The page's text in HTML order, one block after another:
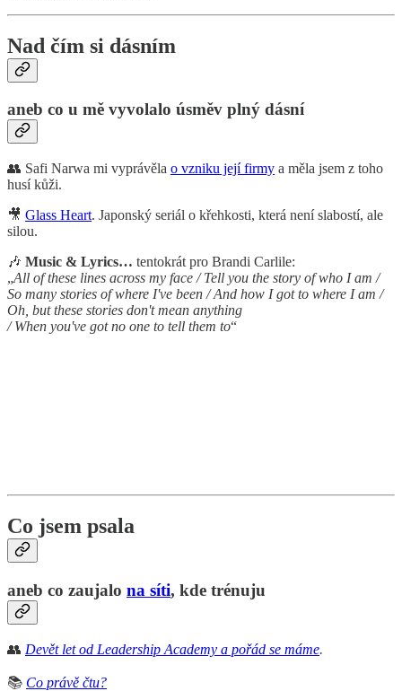
Nad čím si dásním
aneb co u mě vyvolalo úsměv plný dásní
👥 Safi Narwa mi vyprávěla o vzniku její firmy a měla jsem z toho
husí kůži.
🎥 Glass Heart. Japonský seriál o křehkosti, která není slabostí, ale
silou.
🎶 Music & Lyrics… tentokrát pro Brandi Carlile:
„All of these lines across my face / Tell you the story of who I am /
So many stories of where I've been / And how I got to where I am /
Oh, but these stories don't mean anything
/ When you've got no one to tell them to“
Co jsem psala
aneb co zaujalo na síti, kde trénuju
👥 Devět let od Leadership Academy a pořád se máme.
📚 Co právě čtu?